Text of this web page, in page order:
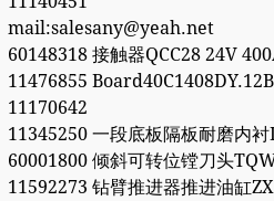
mail:salesany@yeah.net
60148318 接触器QCC28 24V
11476855
11170642
11345250 一段底板隔板耐磨内
60001800 倾斜可转位镗刀头
11592273 钻臂推进器推进油缸